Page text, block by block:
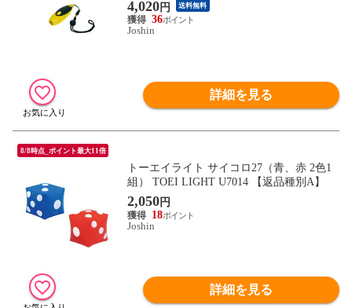
4,020円 送料無料
36
Joshin
詳細を見る
8/8時点_ポイント最大11倍
トーエイライト サイコロ27（青、赤 2色1
組） TOEI LIGHT U7014 【返品種別A】
2,050円
18
Joshin
詳細を見る